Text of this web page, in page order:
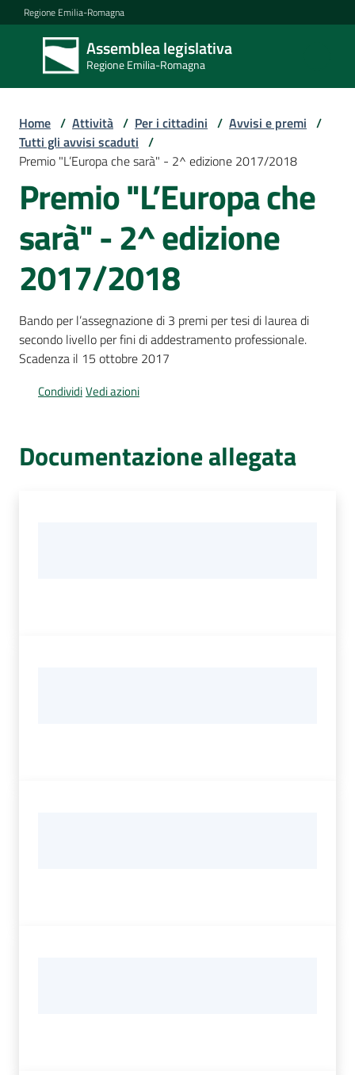
Vai al contenuto
Vai alla navigazione
Vai al footer
Regione Emilia-Romagna
Assemblea legislativa
Regione Emilia-Romagna
Assemblea
legislativa
Regione Emilia-
Assemblea
Attività
Argomenti
Per
media
i
Home / Attività / Per i cittadini / Avvisi e premi /
Tutti gli avvisi scaduti /
Premio "L’Europa che sarà" - 2^ edizione 2017/2018
Premio "L’Europa che
sarà" - 2^ edizione
2017/2018
Bando per l’assegnazione di 3 premi per tesi di laurea di
secondo livello per fini di addestramento professionale.
Scadenza il 15 ottobre 2017
CondividiVedi azioni
Documentazione allegata